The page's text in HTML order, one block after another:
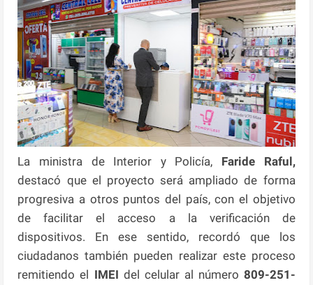
La ministra de Interior y Policía, Faride Raful,
destacó que el proyecto será ampliado de forma
progresiva a otros puntos del país, con el objetivo
de facilitar el acceso a la verificación de
dispositivos. En ese sentido, recordó que los
ciudadanos también pueden realizar este proceso
remitiendo el IMEI del celular al número 809-251-